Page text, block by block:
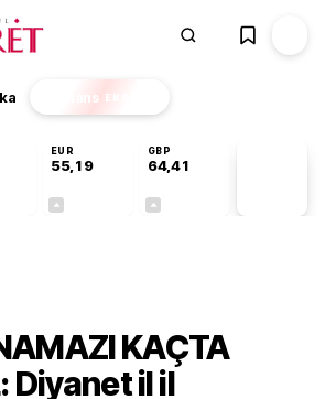
Finans EKSTRA
EUR
55,19
GBP
64,41
KAÇTA
Diyanet il il